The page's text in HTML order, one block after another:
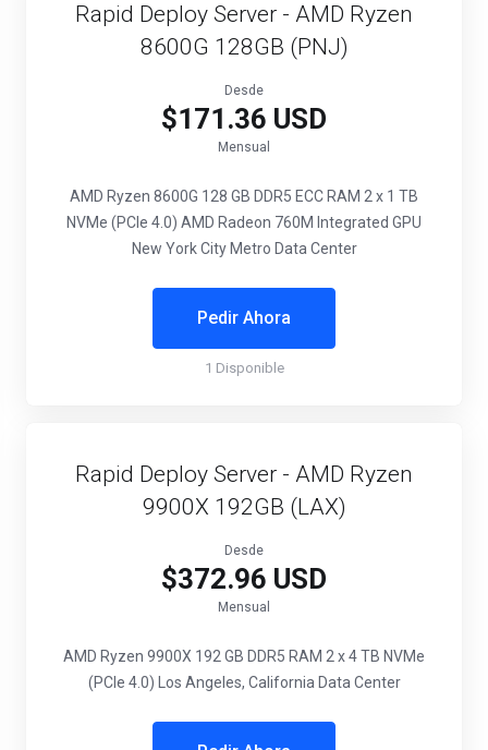
Rapid Deploy Server - AMD Ryzen
8600G 128GB (PNJ)
Desde
$171.36 USD
Mensual
AMD Ryzen 8600G 128 GB DDR5 ECC RAM 2 x 1 TB
NVMe (PCIe 4.0) AMD Radeon 760M Integrated GPU
New York City Metro Data Center
Pedir Ahora
1 Disponible
Rapid Deploy Server - AMD Ryzen
9900X 192GB (LAX)
Desde
$372.96 USD
Mensual
AMD Ryzen 9900X 192 GB DDR5 RAM 2 x 4 TB NVMe
(PCIe 4.0) Los Angeles, California Data Center